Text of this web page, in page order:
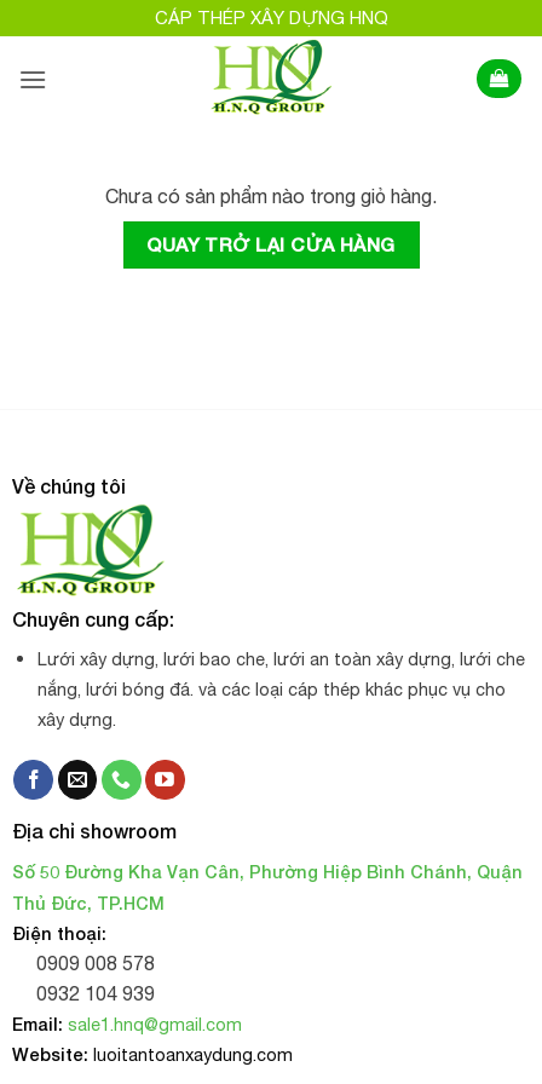
qua
nội
CÁP THÉP XÂY DỰNG HNQ
Chưa có sản phẩm nào trong giỏ hàng.
QUAY TRỞ LẠI CỬA HÀNG
Về chúng tôi
Chuyên cung cấp:
Lưới xây dựng, lưới bao che, lưới an toàn xây dựng, lưới che
nắng, lưới bóng đá. và các loại cáp thép khác phục vụ cho
xây dựng.
Địa chỉ showroom
Số 50 Đường Kha Vạn Cân, Phường Hiệp Bình Chánh, Quận
Thủ Đức, TP.HCM
Điện thoại:
0909 008 578
0932 104 939
Email: sale1.hnq@gmail.com
Website: luoitantoanxaydung.com